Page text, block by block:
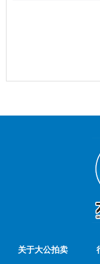
关于大公拍卖